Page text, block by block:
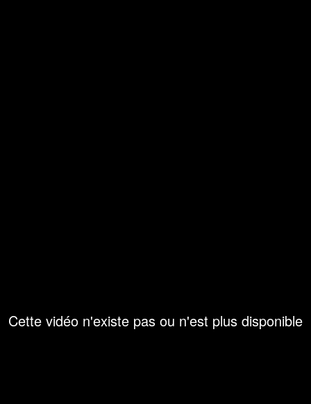
Cette vidéo n'existe pas ou n'est plus disponible